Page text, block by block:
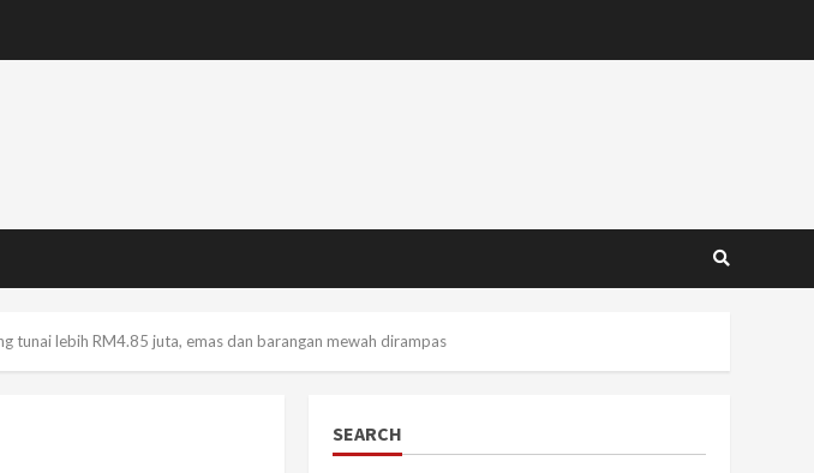
tunai lebih RM4.85 juta, emas dan barangan mewah dirampas
SEARCH